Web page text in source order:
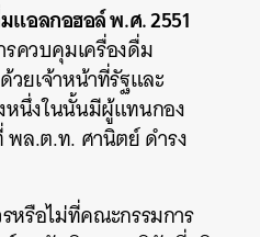
แอลกอฮอล์ พ.ศ. 2551
ควบคุมเครื่องดื่ม
ยเจ้าหน้าที่รัฐและ
หนึ่งในนั้นมีผู้แทนกอง
ล.ต.ท. ศานิตย์ ดำรง
หรือไม่ที่คณะกรรมการ